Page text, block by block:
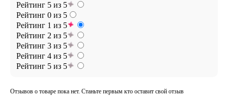
Рейтинг 5 из 5
Рейтинг 0 из 5
Рейтинг 1 из 5
Рейтинг 2 из 5
Рейтинг 3 из 5
Рейтинг 4 из 5
Рейтинг 5 из 5
Отзывов о товаре пока нет. Станьте первым кто оставит свой отзыв